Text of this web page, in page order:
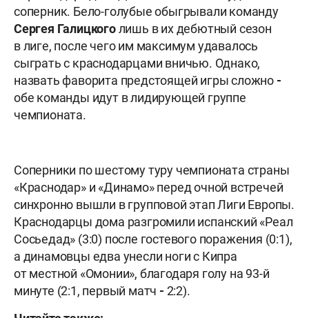
соперник. Бело-голубые обыгрывали команду
Сергея Галицкоголишь в их дебютный сезон
в лиге, после чего им максимум удавалось
сыграть с краснодарцами вничью. Однако,
назвать фаворита предстоящей игры сложно -
обе команды идут в лидирующей группе
чемпионата.
Соперники по шестому туру чемпионата страны
«Краснодар» и «Динамо» перед очной встречей
синхронно вышли в групповой этап Лиги Европы.
Краснодарцы дома разгромили испанский «Реал
Сосьедад» (3:0) после гостевого поражения (0:1),
а динамовцы едва унесли ноги с Кипра
от местной «Омонии», благодаря голу на 93-й
минуте (2:1, первый матч - 2:2).